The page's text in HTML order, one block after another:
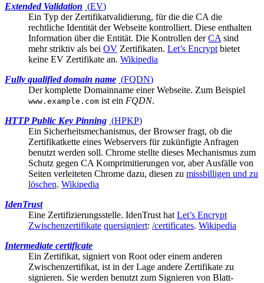
Extended Validation (EV)
Ein Typ der Zertifikatvalidierung, für die die CA die
rechtliche Identität der Webseite kontrolliert. Diese enthalten
Information über die Entität. Die Kontrollen derCA sind
mehr striktiv als bei OV Zertifikaten. Let’s Encrypt bietet
keine EV Zertifikate an. Wikipedia
Fully qualified domain name (FQDN)
Der komplette Domainname einer Webseite. Zum Beispiel
www.example.com ist ein FQDN.
HTTP Public Key Pinning (HPKP)
Ein Sicherheitsmechanismus, der Browser fragt, ob die
Zertifikatkette eines Webservers für zukünfigte Anfragen
benutzt werden soll. Chrome stellte dieses Mechanismus zum
Schutz gegen CA Komprimitierungen vor, aber Ausfälle von
Seiten verleiteten Chrome dazu, diesen zu missbilligen und zu
löschen. Wikipedia
IdenTrust
Eine Zertifizierungsstelle. IdenTrust hat Let’s Encrypt
Zwischenzertifikate quersigniert: /certificates. Wikipedia
Intermediate certificate
Ein Zertifikat, signiert von Root oder einem anderen
Zwischenzertifikat, ist in der Lage andere Zertifikate zu
signieren. Sie werden benutzt zum Signieren von Blatt-